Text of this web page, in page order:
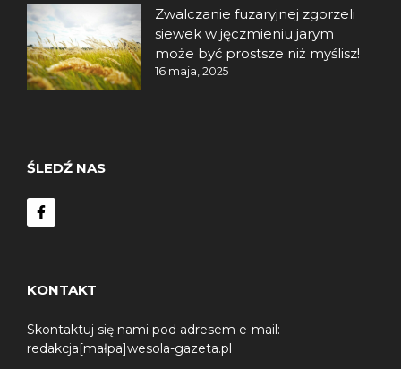
Zwalczanie fuzaryjnej zgorzeli
siewek w jęczmieniu jarym
może być prostsze niż myślisz!
16 maja, 2025
ŚLEDŹ NAS
KONTAKT
Skontaktuj się nami pod adresem e-mail:
redakcja[małpa]wesola-gazeta.pl